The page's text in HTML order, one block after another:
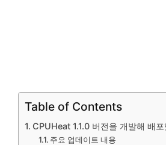
Table of Contents
CPUHeat 1.1.0 버전을 개발해 배포
주요 업데이트 내용